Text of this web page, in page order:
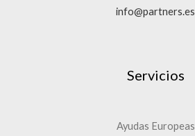
info@partners.es
Servicios
Ayudas Europeas